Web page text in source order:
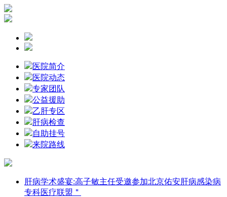
医院简介
医院动态
专家团队
公益援助
乙肝专区
肝病检查
自助挂号
来院路线
肝病学术盛宴:高子敏主任受邀参加北京佑安肝病感染病
专科医疗联盟＂